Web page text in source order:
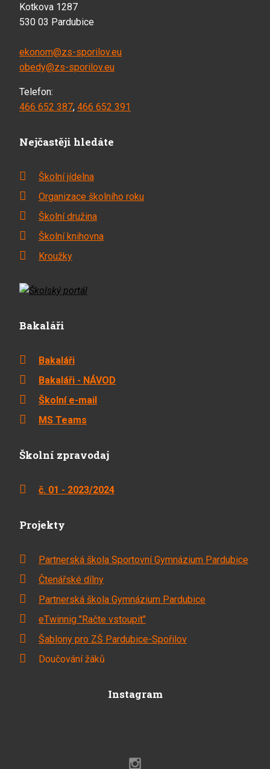
Kotkova 1287
530 03 Pardubice
ekonom@zs-sporilov.eu
obedy@zs-sporilov.eu
Telefon:
466 652 387, 466 652 391
Nejčastěji hledáte
Školní jídelna
Organizace školního roku
Školní družina
Školní knihovna
Kroužky
Bakaláři
Bakaláři
Bakaláři - NÁVOD
Školní e-mail
MS Teams
Školní zpravodaj
č. 01 - 2023/2024
Projekty
Partnerská škola Sportovní Gymnázium Pardubice
Čtenářské dílny
Partnerská škola Gymnázium Pardubice
eTwinnig "Račte vstoupit"
Šablony pro ZŠ Pardubice-Spořilov
Doučování žáků
Instagram